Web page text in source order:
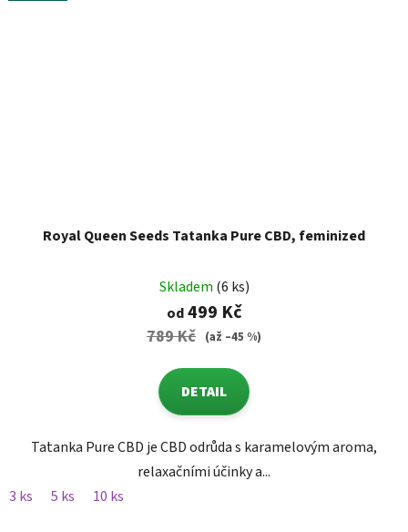
Royal Queen Seeds Tatanka Pure CBD, feminized
Skladem (6 ks)
od499 Kč
789 Kč (až –45 %)
DETAIL
Tatanka Pure CBD je CBD odrůda s karamelovým aroma,
relaxačními účinky a...
3 ks
5 ks 10 ks